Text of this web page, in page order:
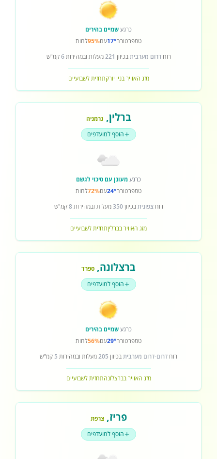
כרגעשמיים בהירים
טמפרטורה17°עם95%לחות
רוחדרום מערביתבכיוון 221מעלות ובמהירות6קמ"ש
מזג האוויר בניו יורקתחזית לשבועיים
ברלין, גרמניה
הוסף למועדפים
כרגעמעונן עם סיכוי לגשם
טמפרטורה24°עם72%לחות
רוחצפוניתבכיוון350מעלות ובמהירות8קמ"ש
מזג האוויר בברליןתחזית לשבועיים
ברצלונה, ספרד
הוסף למועדפים
כרגעשמיים בהירים
טמפרטורה29°עם56%לחות
רוח דרום-דרום מערביתבכיוון 205מעלות ובמהירות 5 קמ"ש
מזג האוויר בברצלונהתחזית לשבועיים
פריז,צרפת
הוסף למועדפים